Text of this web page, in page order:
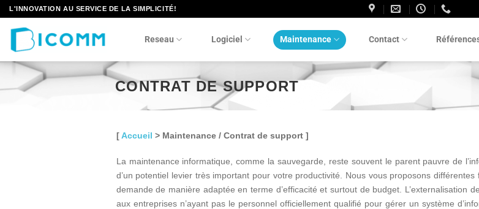
Passer
au
contenu
L'INNOVATION AU SERVICE DE LA SIMPLICITÉ!
Reseau Logiciel Maintenance Contact
CONTRAT DE SUPPORT
[Accueil > Maintenance / Contrat de support]
La maintenance informatique, comme la sauvegarde, reste souvent le parent pauvre de
d’un potentiel levier très important pour votre productivité. Nous vous proposons
demande de manière adaptée en terme d’efficacité et surtout de budget. L’externalisation
aux entreprises n’ayant pas le personnel officiellement qualifié pour gérer un système